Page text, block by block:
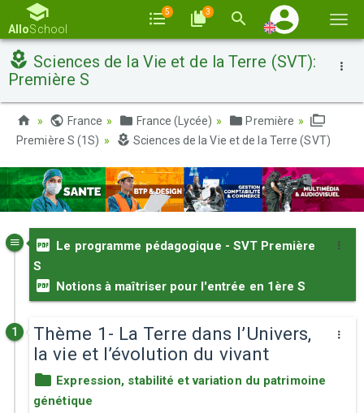
AlloSchool
5 3
Sciences de la Vie et de la Terre (SVT):
Première S
France France (Lycée)
Première
Première S (1S)
Sciences de la Vie et de la Terre (SVT)
Le programme pédagogique - SVT Première
S
Notions à maîtriser pour l'entrée en 1ère S
1
Thème 1- La Terre dans l’Univers,
la vie et l’évolution du vivant
Expression, stabilité et variation du patrimoine
génétique